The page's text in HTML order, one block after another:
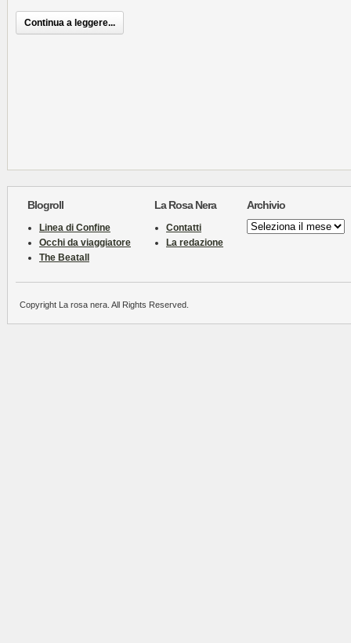
Continua a leggere...
Blogroll
Linea di Confine
Occhi da viaggiatore
The Beatall
La Rosa Nera
Contatti
La redazione
Archivio
Archivio
Copyright La rosa nera. All Rights Reserved.